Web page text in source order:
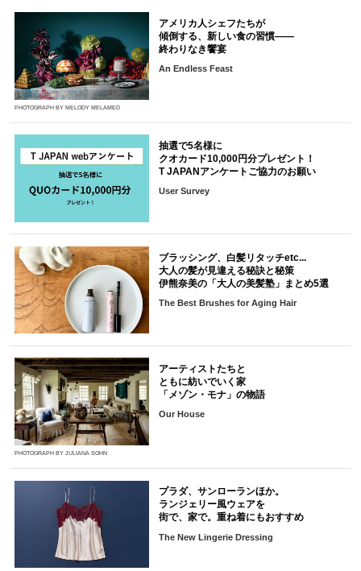
PHOTOGRAPH BY MELODY MELAMED
アメリカ人シェフたちが
傾倒する、新しい食の習慣――
終わりなき饗宴
An Endless Feast
抽選で5名様に
クオカード10,000円分プレゼント！
T JAPANアンケートご協力のお願い
User Survey
ブラッシング、白髪リタッチetc...
大人の髪が見違える秘訣と秘策
伊熊奈美の「大人の美髪塾」まとめ5選
The Best Brushes for Aging Hair
PHOTOGRAPH BY JULIANA SOHN
アーティストたちと
ともに紡いでいく家
「メゾン・モナ」の物語
Our House
プラダ、サンローランほか。
ランジェリー風ウェアを
街で、家で。重ね着にもおすすめ
The New Lingerie Dressing